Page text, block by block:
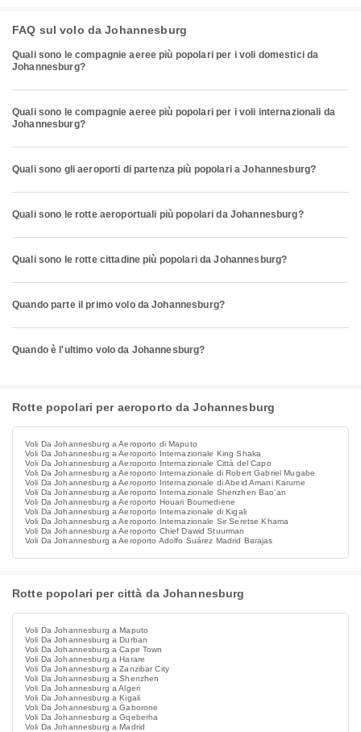
FAQ sul volo da Johannesburg
Quali sono le compagnie aeree più popolari per i voli domestici da
Johannesburg?
Quali sono le compagnie aeree più popolari per i voli internazionali da
Johannesburg?
Quali sono gli aeroporti di partenza più popolari a Johannesburg?
Quali sono le rotte aeroportuali più popolari da Johannesburg?
Quali sono le rotte cittadine più popolari da Johannesburg?
Quando parte il primo volo da Johannesburg?
Quando è l'ultimo volo da Johannesburg?
Rotte popolari per aeroporto da Johannesburg
Voli Da Johannesburg a Aeroporto di Maputo
Voli Da Johannesburg a Aeroporto Internazionale King Shaka
Voli Da Johannesburg a Aeroporto Internazionale Città del Capo
Voli Da Johannesburg a Aeroporto Internazionale di Robert Gabriel Mugabe
Voli Da Johannesburg a Aeroporto Internazionale di Abeid Amani Karume
Voli Da Johannesburg a Aeroporto Internazionale Shenzhen Bao'an
Voli Da Johannesburg a Aeroporto Houari Boumediene
Voli Da Johannesburg a Aeroporto Internazionale di Kigali
Voli Da Johannesburg a Aeroporto Internazionale Sir Seretse Khama
Voli Da Johannesburg a Aeroporto Chief Dawid Stuurman
Voli Da Johannesburg a Aeroporto Adolfo Suárez Madrid Barajas
Rotte popolari per città da Johannesburg
Voli Da Johannesburg a Maputo
Voli Da Johannesburg a Durban
Voli Da Johannesburg a Cape Town
Voli Da Johannesburg a Harare
Voli Da Johannesburg a Zanzibar City
Voli Da Johannesburg a Shenzhen
Voli Da Johannesburg a Algeri
Voli Da Johannesburg a Kigali
Voli Da Johannesburg a Gaborone
Voli Da Johannesburg a Gqeberha
Voli Da Johannesburg a Madrid